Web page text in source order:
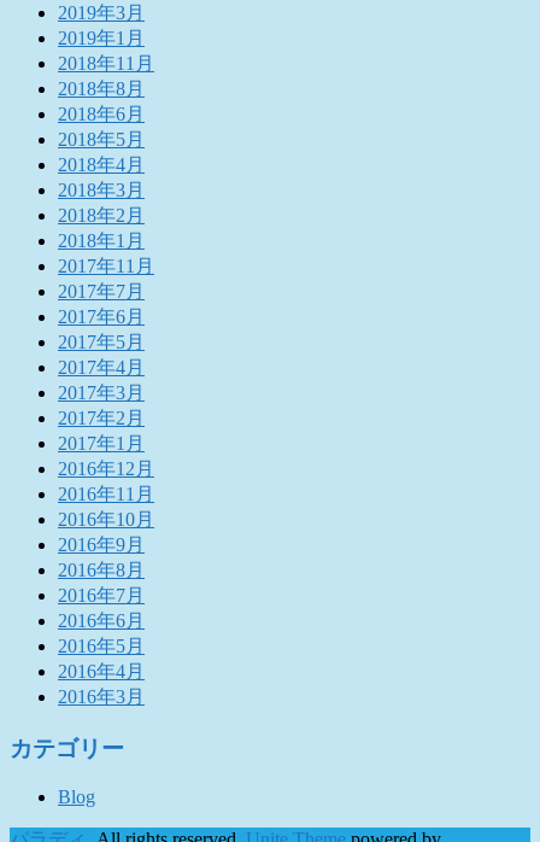
2019年3月
2019年1月
2018年11月
2018年8月
2018年6月
2018年5月
2018年4月
2018年3月
2018年2月
2018年1月
2017年11月
2017年7月
2017年6月
2017年5月
2017年4月
2017年3月
2017年2月
2017年1月
2016年12月
2016年11月
2016年10月
2016年9月
2016年8月
2016年7月
2016年6月
2016年5月
2016年4月
2016年3月
カテゴリー
Blog